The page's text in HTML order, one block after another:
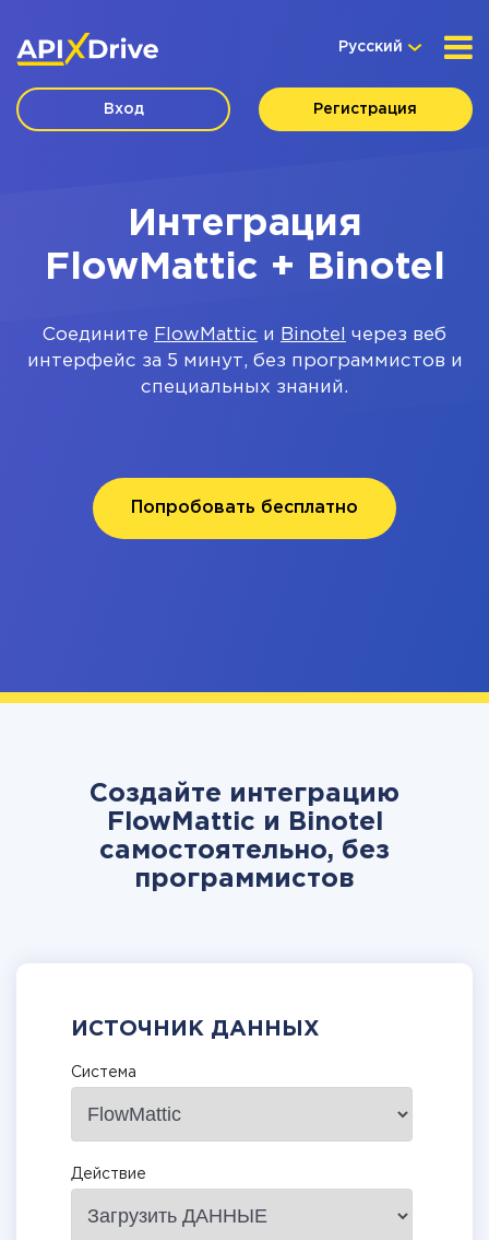
Русский
Вход Регистрация
Интеграция
FlowMattic + Binotel
Соедините FlowMattic и Binotel
через веб
интерфейс за 5 минут, без программистов и
специальных знаний.
Попробовать бесплатно
Создайте интеграцию
FlowMattic и Binotel
самостоятельно, без
программистов
ИСТОЧНИК ДАННЫХ
Система
Действие